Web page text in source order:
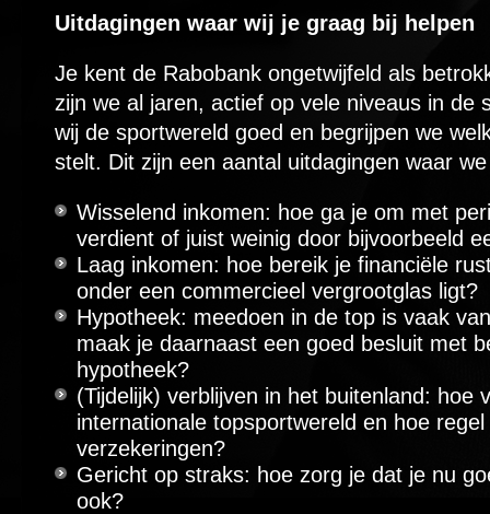
Uitdagingen waar wij je graag bij helpen
Je kent de Rabobank ongetwijfeld als
zijn we al jaren, actief op vele niveaus in de
wij de sportwereld goed en begrijpen we
stelt. Dit zijn een aantal uitdagingen waar
Wisselend inkomen: hoe ga je om met
verdient of juist weinig door bijvoorbeeld
Laag inkomen: hoe bereik je financiële
onder een commercieel vergrootglas ligt?
Hypotheek: meedoen in de top is vaak
maak je daarnaast een goed besluit met
hypotheek?
(Tijdelijk) verblijven in het buitenland: hoe
internationale topsportwereld en hoe
verzekeringen?
Gericht op straks: hoe zorg je dat je nu
ook?